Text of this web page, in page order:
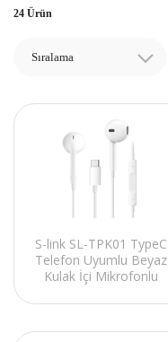
24 Ürün
Sıralama
S-link SL-TPK01 TypeC
Telefon Uyumlu Beyaz
Kulak İçi Mikrofonlu